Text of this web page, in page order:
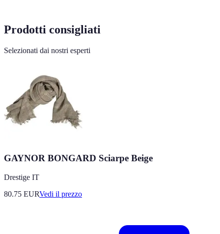
Prodotti consigliati
Selezionati dai nostri esperti
GAYNOR BONGARD Sciarpe Beige
Drestige IT
80.75 EURVedi il prezzo